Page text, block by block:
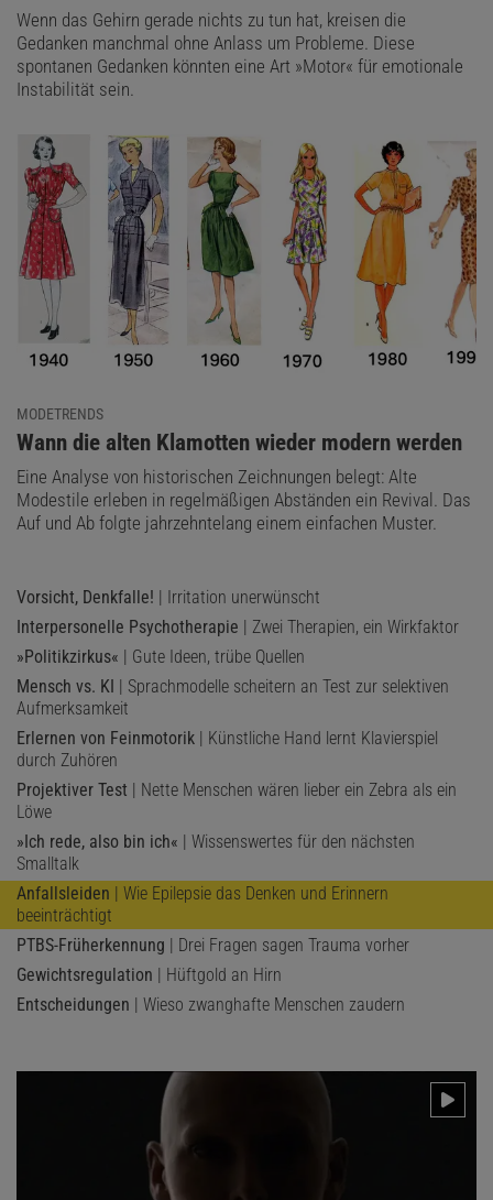
Wenn das Gehirn gerade nichts zu tun hat, kreisen die
Gedanken manchmal ohne Anlass um Probleme. Diese
spontanen Gedanken könnten eine Art »Motor« für emotionale
Instabilität sein.
MODETRENDS
:
Wann die alten Klamotten wieder modern werden
Eine Analyse von historischen Zeichnungen belegt: Alte
Modestile erleben in regelmäßigen Abständen ein Revival. Das
Auf und Ab folgte jahrzehntelang einem einfachen Muster.
Vorsicht, Denkfalle! | Irritation unerwünscht
Interpersonelle Psychotherapie | Zwei Therapien, ein Wirkfaktor
»Politikzirkus« | Gute Ideen, trübe Quellen
Mensch vs. KI | Sprachmodelle scheitern an Test zur selektiven
Aufmerksamkeit
Erlernen von Feinmotorik | Künstliche Hand lernt Klavierspiel
durch Zuhören
Projektiver Test | Nette Menschen wären lieber ein Zebra als ein
Löwe
»Ich rede, also bin ich« | Wissenswertes für den nächsten
Smalltalk
Anfallsleiden | Wie Epilepsie das Denken und Erinnern
beeinträchtigt
PTBS-Früherkennung | Drei Fragen sagen Trauma vorher
Gewichtsregulation | Hüftgold an Hirn
Entscheidungen | Wieso zwanghafte Menschen zaudern